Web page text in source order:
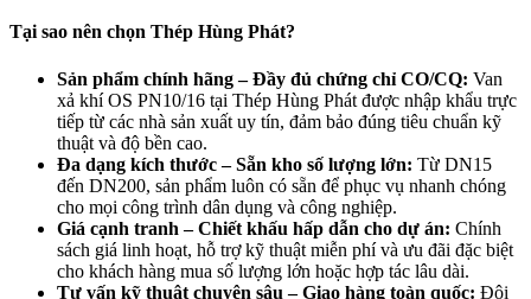
Tại sao nên chọn Thép Hùng Phát?
Sản phẩm chính hãng – Đầy đủ chứng chỉ CO/CQ: Van
xả khí OS PN10/16 tại Thép Hùng Phát được nhập khẩu trực
tiếp từ các nhà sản xuất uy tín, đảm bảo đúng tiêu chuẩn kỹ
thuật và độ bền cao.
Đa dạng kích thước – Sẵn kho số lượng lớn: Từ DN15
đến DN200, sản phẩm luôn có sẵn để phục vụ nhanh chóng
cho mọi công trình dân dụng và công nghiệp.
Giá cạnh tranh – Chiết khấu hấp dẫn cho dự án: Chính
sách giá linh hoạt, hỗ trợ kỹ thuật miễn phí và ưu đãi đặc biệt
cho khách hàng mua số lượng lớn hoặc hợp tác lâu dài.
Tư vấn kỹ thuật chuyên sâu – Giao hàng toàn quốc: Đội